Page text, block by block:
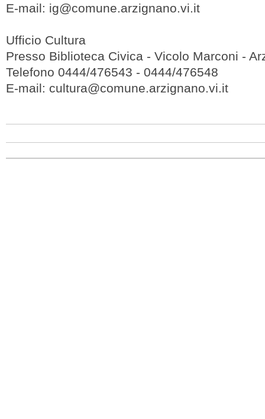
E-mail: ig@comune.arzignano.vi.it
Ufficio Cultura
Presso Biblioteca Civica - Vicolo Marconi -
Telefono 0444/476543 - 0444/476548
E-mail: cultura@comune.arzignano.vi.it